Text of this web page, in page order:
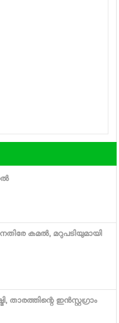
കമല്‍, മറുപടിയുമായി
താരത്തിന്റെ ഇന്‍സ്റ്റഗ്രാം